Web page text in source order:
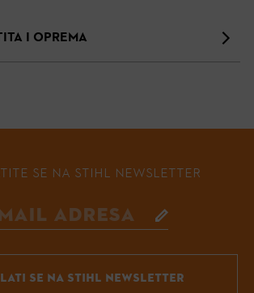
I OPREMA
SE NA STIHL NEWSLETTER
SE NA STIHL NEWSLETTER